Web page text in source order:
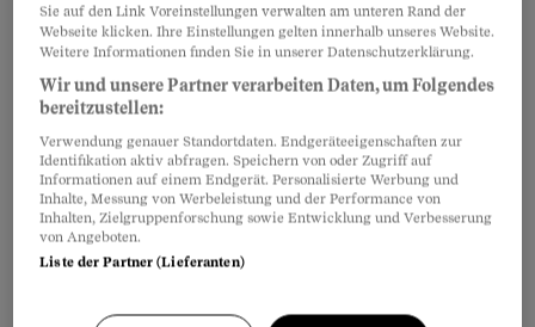
Diese Auffassung hat sich bereits in einigen
Ländern durchgesetzt. Im vergangenen
November verbot die australische Regierung
Jugendlichen unter 16 Jahren den Zugang zu
Snapchat, Tiktok, Facebook, Instagram und
anderen sozialen Netzwerken.
Regierungschef Anthony Albanese pries diesen
Sie auf den Link Voreinstellungen verwalten am unteren Rand der
Webseite klicken. Ihre Einstellungen gelten innerhalb unseres Website.
Weitere Informationen finden Sie in unserer Datenschutzerklärung.
Wir und unsere Partner verarbeiten Daten, um Folgendes
bereitzustellen:
Verwendung genauer Standortdaten. Endgeräteeigenschaften zur
Identifikation aktiv abfragen. Speichern von oder Zugriff auf
Informationen auf einem Endgerät. Personalisierte Werbung und
Inhalte, Messung von Werbeleistung und der Performance von
Inhalten, Zielgruppenforschung sowie Entwicklung und Verbesserung
von Angeboten.
Liste der Partner (Lieferanten)